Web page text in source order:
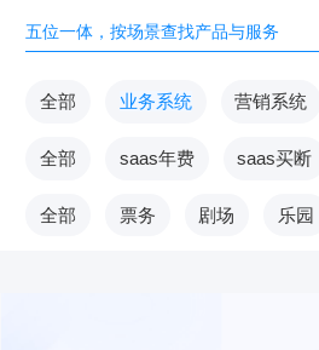
五位一体，按场景查找产品与服务
全部 业务系统 营销系统
全部 saas年费 saas买断
全部 票务 剧场 乐园